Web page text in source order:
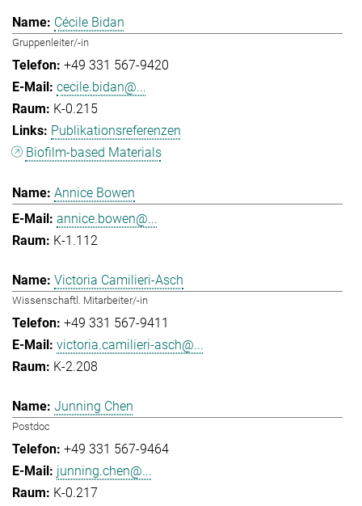
Cécile Bidan
Gruppenleiter/-in
+49 331 567-9420
cecile.bidan@...
K-0.215
Publikationsreferenzen
Biofilm-based Materials
Annice Bowen
annice.bowen@...
K-1.112
Victoria Camilieri-Asch
Wissenschaftl. Mitarbeiter/-in
+49 331 567-9411
victoria.camilieri-asch@...
K-2.208
Junning Chen
Postdoc
+49 331 567-9464
junning.chen@...
K-0.217